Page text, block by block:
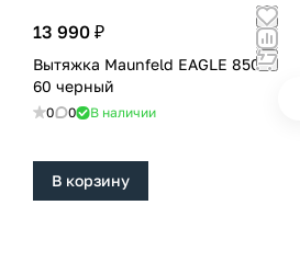
13 990 ₽
Вытяжка Maunfeld EAGLE 850
60 черный
0 0 В наличии
В корзину